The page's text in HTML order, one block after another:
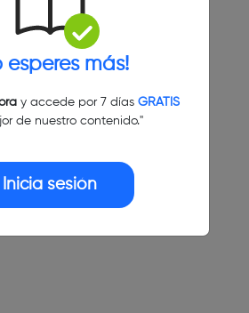
esperes más!
y accede por 7 días GRATIS
de nuestro contenido."
Inicia sesión